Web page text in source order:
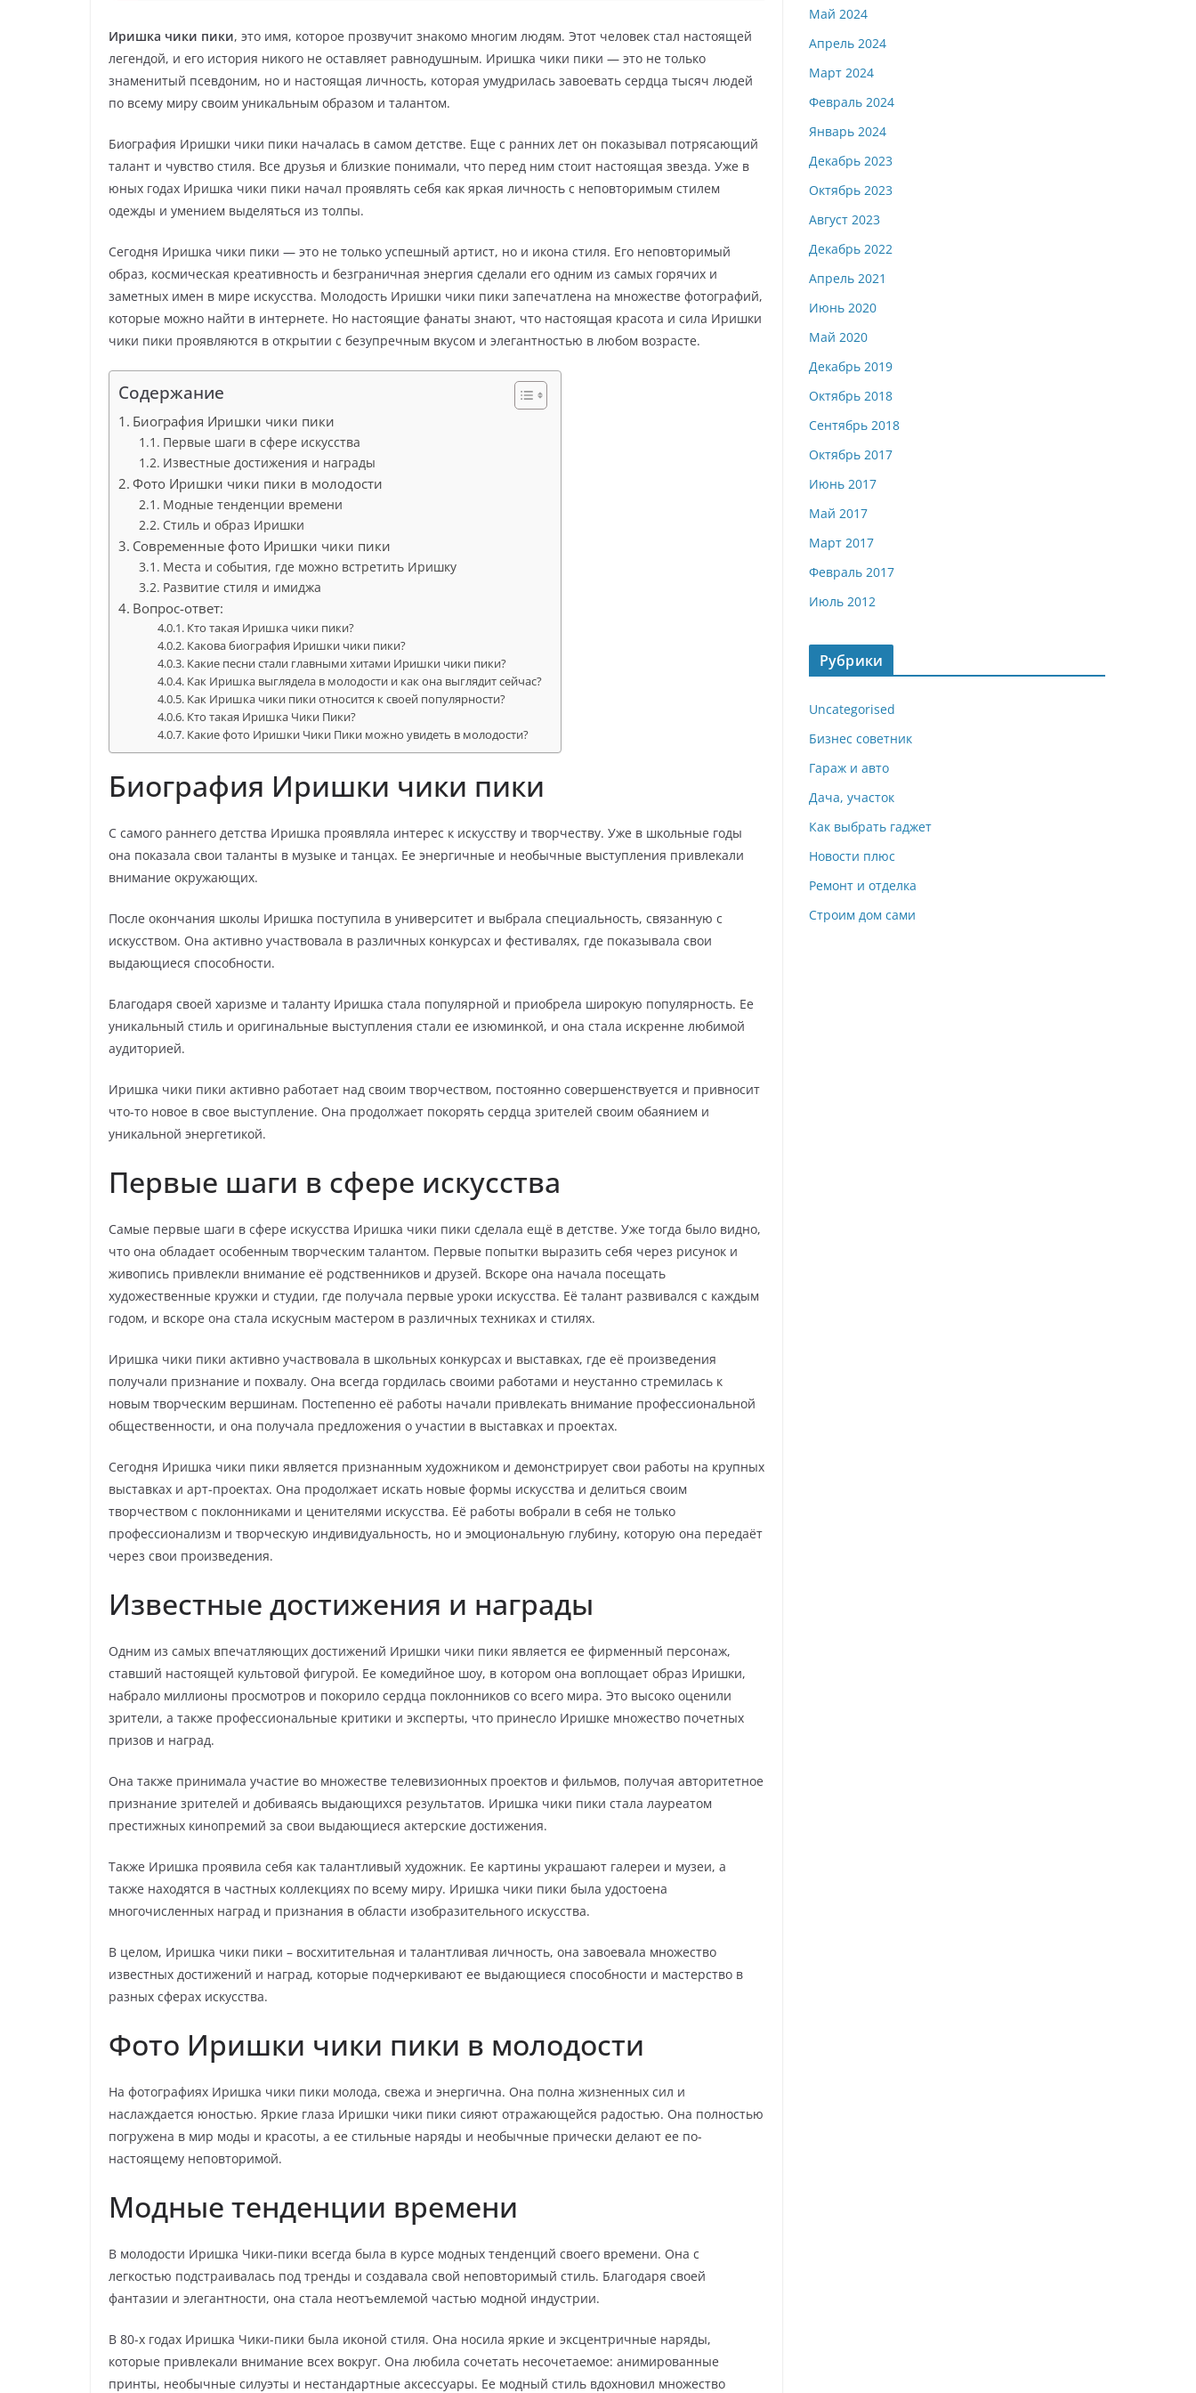
Иришка чики пики, это имя, которое прозвучит знакомо многим людям. Этот человек стал настоящей
легендой, и его история никого не оставляет равнодушным. Иришка чики пики — это не только
знаменитый псевдоним, но и настоящая личность, которая умудрилась завоевать сердца тысяч людей
по всему миру своим уникальным образом и талантом.
Биография Иришки чики пики началась в самом детстве. Еще с ранних лет он показывал потрясающий
талант и чувство стиля. Все друзья и близкие понимали, что перед ним стоит настоящая звезда. Уже в
юных годах Иришка чики пики начал проявлять себя как яркая личность с неповторимым стилем
одежды и умением выделяться из толпы.
Сегодня Иришка чики пики — это не только успешный артист, но и икона стиля. Его неповторимый
образ, космическая креативность и безграничная энергия сделали его одним из самых горячих и
заметных имен в мире искусства. Молодость Иришки чики пики запечатлена на множестве фотографий,
которые можно найти в интернете. Но настоящие фанаты знают, что настоящая красота и сила Иришки
чики пики проявляются в открытии с безупречным вкусом и элегантностью в любом возрасте.
Содержание
Биография Иришки чики пики
Первые шаги в сфере искусства
Известные достижения и награды
Фото Иришки чики пики в молодости
Модные тенденции времени
Стиль и образ Иришки
Современные фото Иришки чики пики
Места и события, где можно встретить Иришку
Развитие стиля и имиджа
Вопрос-ответ:
Кто такая Иришка чики пики?
Какова биография Иришки чики пики?
Какие песни стали главными хитами Иришки чики пики?
Как Иришка выглядела в молодости и как она выглядит сейчас?
Как Иришка чики пики относится к своей популярности?
Кто такая Иришка Чики Пики?
Какие фото Иришки Чики Пики можно увидеть в молодости?
Биография Иришки чики пики
С самого раннего детства Иришка проявляла интерес к искусству и творчеству. Уже в школьные годы
она показала свои таланты в музыке и танцах. Ее энергичные и необычные выступления привлекали
внимание окружающих.
После окончания школы Иришка поступила в университет и выбрала специальность, связанную с
искусством. Она активно участвовала в различных конкурсах и фестивалях, где показывала свои
выдающиеся способности.
Благодаря своей харизме и таланту Иришка стала популярной и приобрела широкую популярность. Ее
уникальный стиль и оригинальные выступления стали ее изюминкой, и она стала искренне любимой
аудиторией.
Иришка чики пики активно работает над своим творчеством, постоянно совершенствуется и привносит
что-то новое в свое выступление. Она продолжает покорять сердца зрителей своим обаянием и
уникальной энергетикой.
Первые шаги в сфере искусства
Самые первые шаги в сфере искусства Иришка чики пики сделала ещё в детстве. Уже тогда было видно,
что она обладает особенным творческим талантом. Первые попытки выразить себя через рисунок и
живопись привлекли внимание её родственников и друзей. Вскоре она начала посещать
художественные кружки и студии, где получала первые уроки искусства. Её талант развивался с каждым
годом, и вскоре она стала искусным мастером в различных техниках и стилях.
Иришка чики пики активно участвовала в школьных конкурсах и выставках, где её произведения
получали признание и похвалу. Она всегда гордилась своими работами и неустанно стремилась к
новым творческим вершинам. Постепенно её работы начали привлекать внимание профессиональной
общественности, и она получала предложения о участии в выставках и проектах.
Сегодня Иришка чики пики является признанным художником и демонстрирует свои работы на крупных
выставках и арт-проектах. Она продолжает искать новые формы искусства и делиться своим
творчеством с поклонниками и ценителями искусства. Её работы вобрали в себя не только
профессионализм и творческую индивидуальность, но и эмоциональную глубину, которую она передаёт
через свои произведения.
Известные достижения и награды
Одним из самых впечатляющих достижений Иришки чики пики является ее фирменный персонаж,
ставший настоящей культовой фигурой. Ее комедийное шоу, в котором она воплощает образ Иришки,
набрало миллионы просмотров и покорило сердца поклонников со всего мира. Это высоко оценили
зрители, а также профессиональные критики и эксперты, что принесло Иришке множество почетных
призов и наград.
Она также принимала участие во множестве телевизионных проектов и фильмов, получая авторитетное
признание зрителей и добиваясь выдающихся результатов. Иришка чики пики стала лауреатом
престижных кинопремий за свои выдающиеся актерские достижения.
Также Иришка проявила себя как талантливый художник. Ее картины украшают галереи и музеи, а
также находятся в частных коллекциях по всему миру. Иришка чики пики была удостоена
многочисленных наград и признания в области изобразительного искусства.
В целом, Иришка чики пики – восхитительная и талантливая личность, она завоевала множество
известных достижений и наград, которые подчеркивают ее выдающиеся способности и мастерство в
разных сферах искусства.
Фото Иришки чики пики в молодости
На фотографиях Иришка чики пики молода, свежа и энергична. Она полна жизненных сил и
наслаждается юностью. Яркие глаза Иришки чики пики сияют отражающейся радостью. Она полностью
погружена в мир моды и красоты, а ее стильные наряды и необычные прически делают ее по-
настоящему неповторимой.
Модные тенденции времени
В молодости Иришка Чики-пики всегда была в курсе модных тенденций своего времени. Она с
легкостью подстраивалась под тренды и создавала свой неповторимый стиль. Благодаря своей
фантазии и элегантности, она стала неотъемлемой частью модной индустрии.
В 80-х годах Иришка Чики-пики была иконой стиля. Она носила яркие и эксцентричные наряды,
которые привлекали внимание всех вокруг. Она любила сочетать несочетаемое: анимированные
принты, необычные силуэты и нестандартные аксессуары. Ее модный стиль вдохновил множество
Май 2024
Апрель 2024
Март 2024
Февраль 2024
Январь 2024
Декабрь 2023
Октябрь 2023
Август 2023
Декабрь 2022
Апрель 2021
Июнь 2020
Май 2020
Декабрь 2019
Октябрь 2018
Сентябрь 2018
Октябрь 2017
Июнь 2017
Май 2017
Март 2017
Февраль 2017
Июль 2012
Рубрики
Uncategorised
Бизнес советник
Гараж и авто
Дача, участок
Как выбрать гаджет
Новости плюс
Ремонт и отделка
Строим дом сами